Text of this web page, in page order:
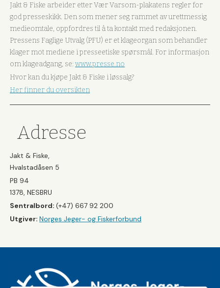
Jakt & Fiske arbeider etter Vær Varsom-plakatens regler for
god presseskikk. Den som mener seg rammet av urettmessig
medieomtale, oppfordres til å ta kontakt med redaksjonen.
Pressens Faglige Utvalg (PFU) er et klageorgan som behandler
klager mot mediene i presseetiske spørsmål. For informasjon
om klageadgang, se: www.presse.no
Hvor kan du kjøpe Jakt & Fiske i løssalg?
Her finner du oversikten
Adresse
Jakt & Fiske,
Hvalstadåsen 5
PB 94
1378, NESBRU
Sentralbord: (+47) 667 92 200
Utgiver: Norges Jeger- og Fiskerforbund